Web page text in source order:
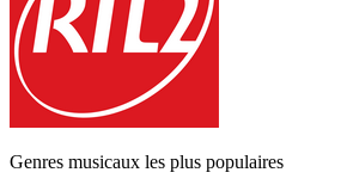
Genres musicaux les plus populaires